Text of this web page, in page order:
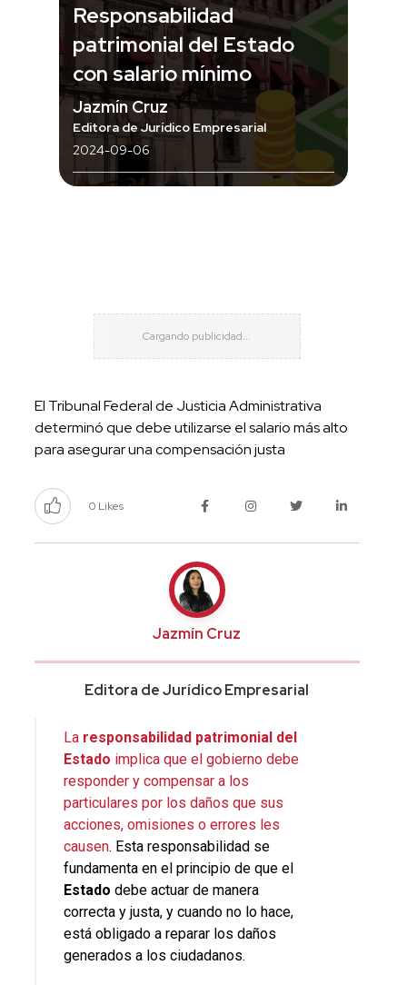
Responsabilidad
patrimonial del Estado
con salario mínimo
Jazmín Cruz
Editora de Jurídico Empresarial
2024-09-06
El Tribunal Federal de Justicia Administrativa
determinó que debe utilizarse el salario más alto
para asegurar una compensación justa
0 Likes
Jazmín Cruz
Editora de Jurídico Empresarial
La responsabilidad patrimonial del
Estado implica que el gobierno debe
responder y compensar a los
particulares por los daños que sus
acciones, omisiones o errores les
causen. Esta responsabilidad se
fundamenta en el principio de que el
Estado debe actuar de manera
correcta y justa, y cuando no lo hace,
está obligado a reparar los daños
generados a los ciudadanos.